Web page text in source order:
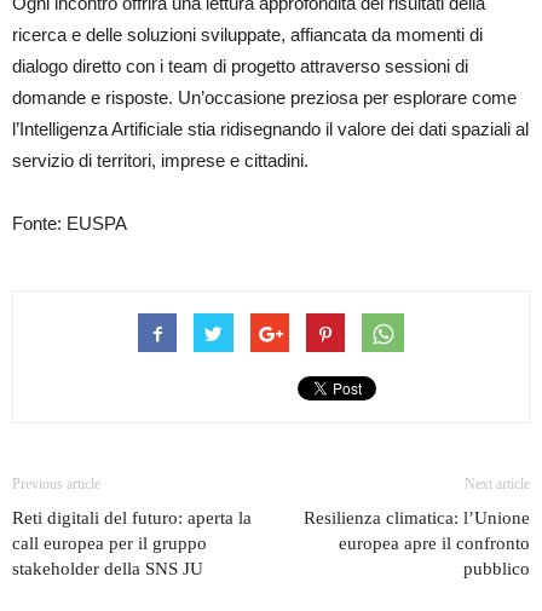
ricerca e delle soluzioni sviluppate, affiancata da momenti di
dialogo diretto con i team di progetto attraverso sessioni di
domande e risposte. Un’occasione preziosa per esplorare come
l’Intelligenza Artificiale stia ridisegnando il valore dei dati spaziali al
servizio di territori, imprese e cittadini.
Fonte: EUSPA
Previous article
Reti digitali del futuro: aperta la
call europea per il gruppo
stakeholder della SNS JU
Next article
Resilienza climatica: l’Unione
europea apre il confronto
pubblico